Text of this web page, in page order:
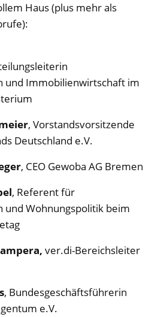
Haus (plus mehr als
und Immobilienwirtschaft im
, Vorstandsvorsitzende
Deutschland e.V.
, CEO Gewoba AG Bremen
, Referent für
und Wohnungspolitik beim
ver.di-Bereichsleiter
, Bundesgeschäftsführerin
e.V.